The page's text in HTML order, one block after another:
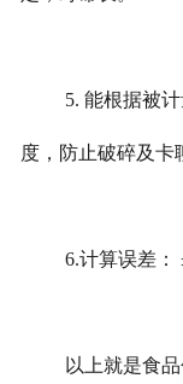
5. 能根据被
度，防止破碎及卡
6.计算误差：
以上就是食